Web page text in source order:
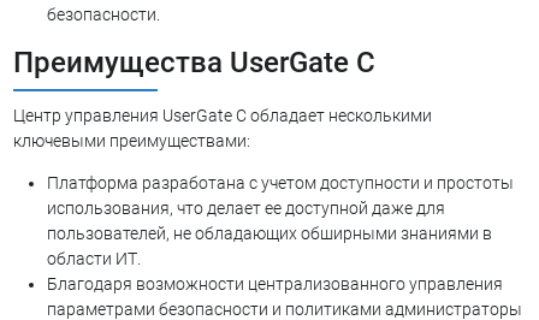
безопасности.
Преимущества UserGate C
Центр управления UserGate C обладает несколькими
ключевыми преимуществами:
Платформа разработана с учетом доступности и простоты
использования, что делает ее доступной даже для
пользователей, не обладающих обширными знаниями в
области ИТ.
Благодаря возможности централизованного управления
параметрами безопасности и политиками администраторы